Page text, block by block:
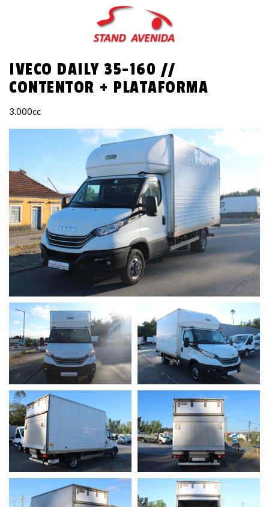
Passar
para
o
principal
IVECO DAILY 35-160 //
CONTENTOR + PLATAFORMA
3.000cc